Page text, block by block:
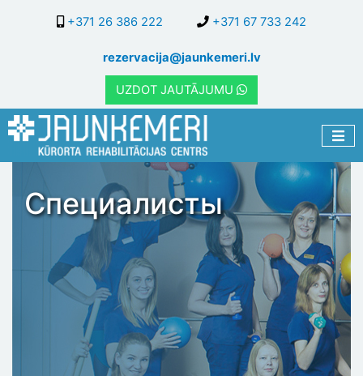
основному
содержанию
+371 26 386 222 +371 67 733 242
rezervacija@jaunkemeri.lv
UZDOT JAUTĀJUMU
Специалисты